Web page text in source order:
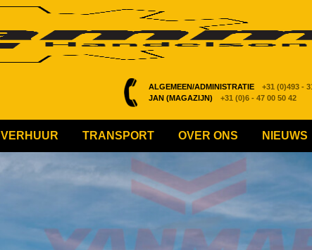
ALGEMEEN/ADMINISTRATIE +31 (0)493 -
JAN (MAGAZIJN)
+31 (0)6 - 47 00 50 42
VERHUUR TRANSPORT OVER ONS NIEUWS